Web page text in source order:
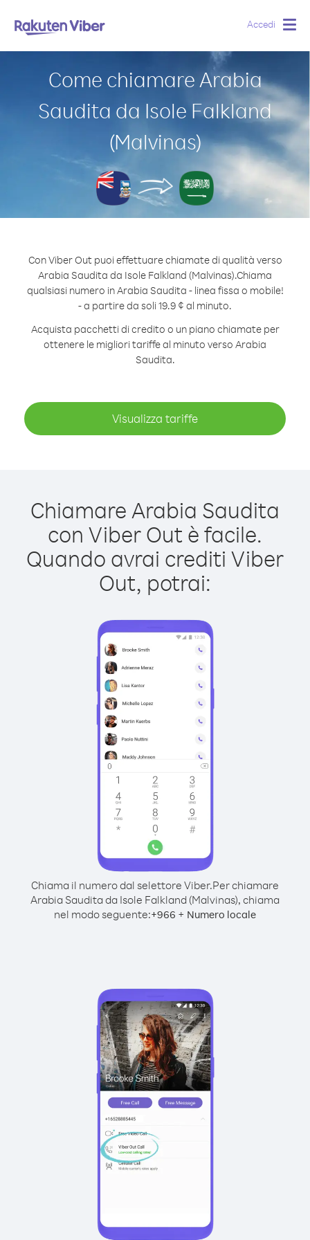
Accedi
Come chiamare Arabia
Saudita da Isole Falkland
(Malvinas)
Con Viber Out puoi effettuare chiamate di qualità verso
Arabia Saudita da Isole Falkland (Malvinas).Chiama
qualsiasi numero in Arabia Saudita - linea fissa o mobile!
- a partire da soli 19.9 ¢ al minuto.
Acquista pacchetti di credito o un piano chiamate per
ottenere le migliori tariffe al minuto verso Arabia
Saudita.
Visualizza tariffe
Chiamare Arabia Saudita
con Viber Out è facile.
Quando avrai crediti Viber
Out, potrai:
Chiama il numero dal selettore Viber.Per chiamare
Arabia Saudita da Isole Falkland (Malvinas), chiama
nel modo seguente:+966 + Numero locale